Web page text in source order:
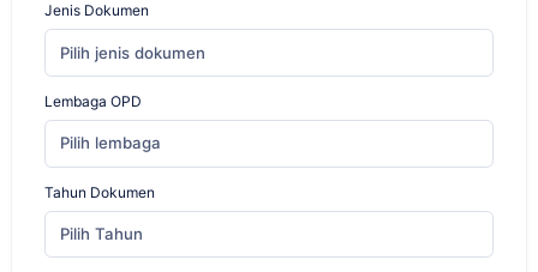
Jenis Dokumen
Pilih jenis dokumen
Lembaga OPD
Pilih lembaga
Tahun Dokumen
Pilih Tahun